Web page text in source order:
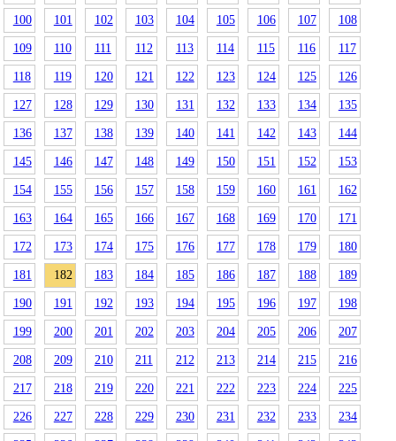
100 101 102 103 104 105 106 107 108
109 110 111 112 113 114 115 116 117
118 119 120 121 122 123 124 125 126
127 128 129 130 131 132 133 134 135
136 137 138 139 140 141 142 143 144
145 146 147 148 149 150 151 152 153
154 155 156 157 158 159 160 161 162
163 164 165 166 167 168 169 170 171
172 173 174 175 176 177 178 179 180
181 182 183 184 185 186 187 188 189
190 191 192 193 194 195 196 197 198
199 200 201 202 203 204 205 206 207
208 209 210 211 212 213 214 215 216
217 218 219 220 221 222 223 224 225
226 227 228 229 230 231 232 233 234